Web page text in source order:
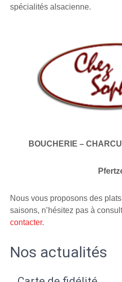
spécialités alsacienne.
BOUCHERIE –
Nous vous proposons des
saisons, n’hésitez pas à
contacter.
Nos actualités